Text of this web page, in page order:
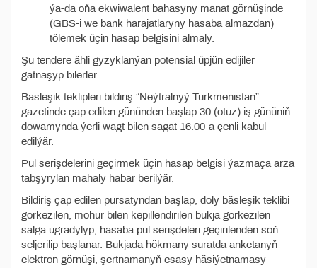
ýa-da oňa ekwiwalent bahasyny manat görnüşinde
(GBS-i we bank harajatlaryny hasaba almazdan)
tölemek üçin hasap belgisini almaly.
Şu tendere ähli gyzyklanýan potensial üpjün edijiler
gatnaşyp bilerler.
Bäsleşik teklipleri bildiriş “Neýtralnyý Turkmenistan”
gazetinde çap edilen gününden başlap 30 (otuz) iş gününiň
dowamynda ýerli wagt bilen sagat 16.00-a çenli kabul
edilýär.
Pul serişdelerini geçirmek üçin hasap belgisi ýazmaça arza
tabşyrylan mahaly habar berilýär.
Bildiriş çap edilen pursatyndan başlap, doly bäsleşik teklibi
görkezilen, möhür bilen kepillendirilen bukja görkezilen
salga ugradylyp, hasaba pul serişdeleri geçirilenden soň
seljerilip başlanar. Bukjada hökmany suratda anketanyň
elektron görnüşi, şertnamanyň esasy häsiýetnamasy